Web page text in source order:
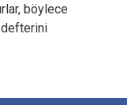
böylece
defterini